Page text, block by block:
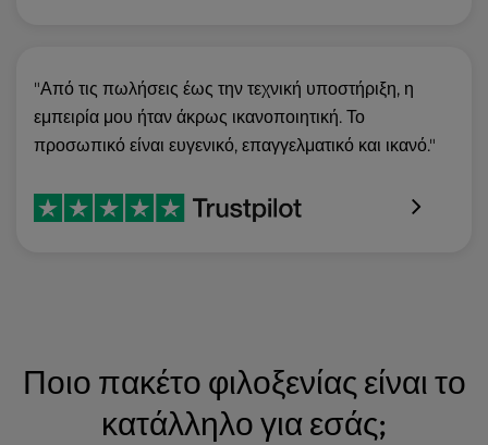
"Από τις πωλήσεις έως την τεχνική υποστήριξη, η
εμπειρία μου ήταν άκρως ικανοποιητική. Το
προσωπικό είναι ευγενικό, επαγγελματικό και ικανό."
Ποιο πακέτο φιλοξενίας είναι το
κατάλληλο για εσάς;